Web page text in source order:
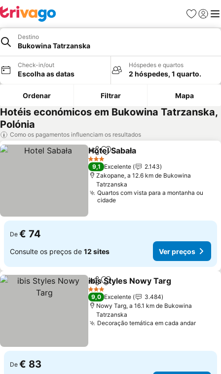
Favoritos
Iniciar
Destino
Bukowina Tatrzanska
Check-in/out
Escolha as datas
Hóspedes e quartos
2 hóspedes, 1 quarto.
Ordenar Filtrar Mapa
Hotéis económicos em Bukowina Tatrzanska,
Polónia
Como os pagamentos influenciam os resultados
PartilharAdicionar aos favoritos
Hotel Sabała
3 Estrelas
9,1 Excelente
2.143
Zakopane, a 12.6 km de Bukowina
Tatrzanska
Quartos com vista para a montanha ou
cidade
De € 74
Consulte os preços de 12 sites Ver preços
PartilharAdicionar aos favoritos
ibis Styles Nowy Targ
3 Estrelas
9,0 Excelente
3.484
Nowy Targ, a 16.1 km de Bukowina
Tatrzanska
Decoração temática em cada andar
De € 83